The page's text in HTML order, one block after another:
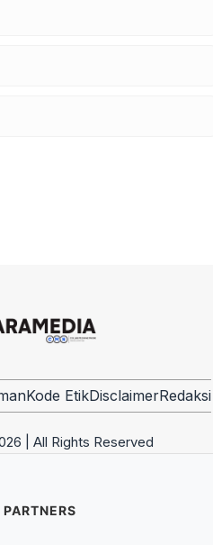
Kode EtikDisclaimerRedaksi
| All Rights Reserved